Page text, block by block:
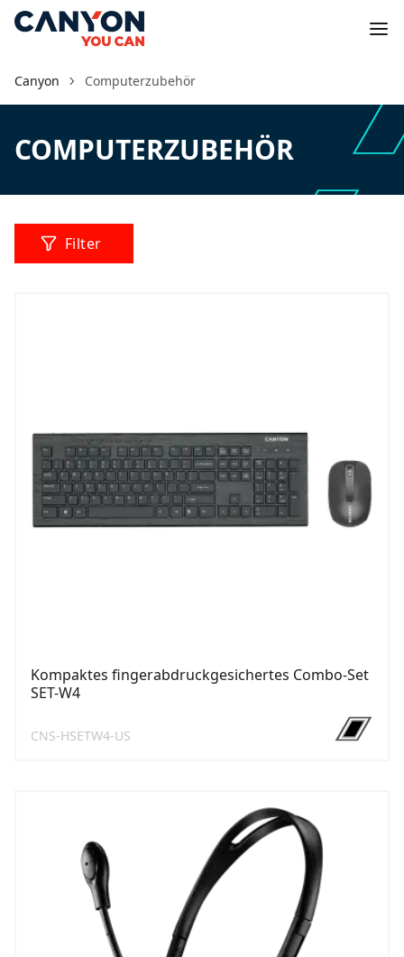
Canyon Computerzubehör
COMPUTERZUBEHÖR
Filter
Kompaktes fingerabdruckgesichertes Combo-Set
SET-W4
CNS-HSETW4-US